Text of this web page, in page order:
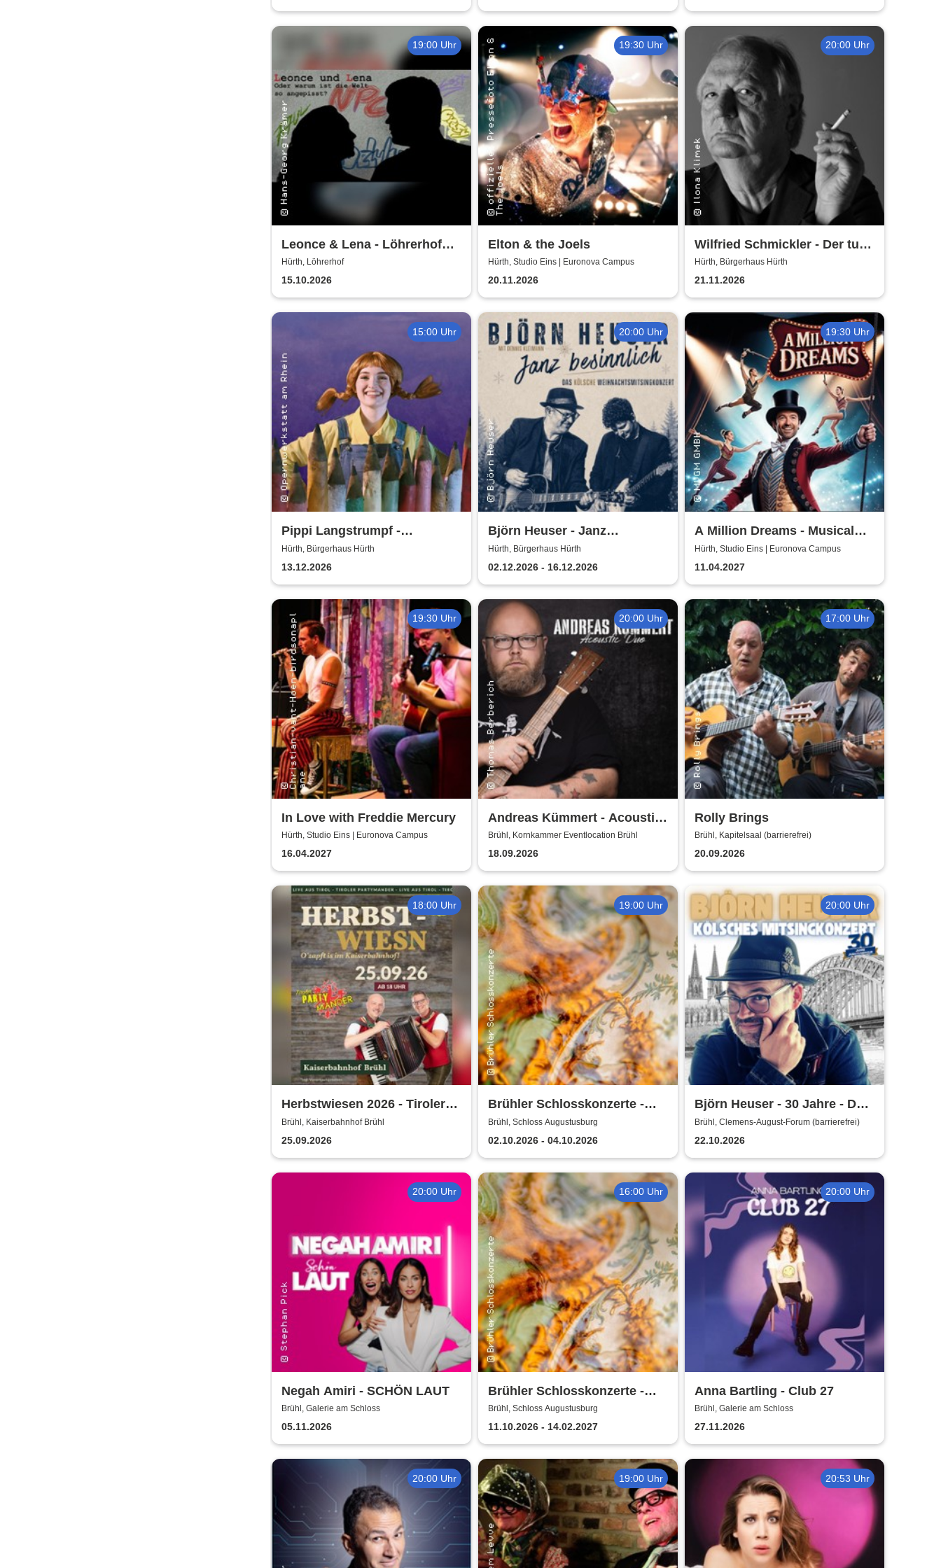
19:00 Uhr
Leonce & Lena - Löhrerhof
Hürth
Hürth, Löhrerhof
15.10.2026
19:30 Uhr
Elton & the Joels
Hürth, Studio Eins | Euronova Campus
20.11.2026
20:00 Uhr
Wilfried Schmickler - Der tut's
noch
Hürth, Bürgerhaus Hürth
21.11.2026
15:00 Uhr
Pippi Langstrumpf -
Bürgerhaus Hürth
Hürth, Bürgerhaus Hürth
13.12.2026
20:00 Uhr
Björn Heuser - Janz
besinnlich
Hürth, Bürgerhaus Hürth
02.12.2026 - 16.12.2026
19:30 Uhr
A Million Dreams - Musical
Circus Show
Hürth, Studio Eins | Euronova Campus
11.04.2027
19:30 Uhr
In Love with Freddie Mercury
Hürth, Studio Eins | Euronova Campus
16.04.2027
20:00 Uhr
Andreas Kümmert - Acoustic
Duo
Brühl, Kornkammer Eventlocation Brühl
18.09.2026
17:00 Uhr
Rolly Brings
Brühl, Kapitelsaal (barrierefrei)
20.09.2026
18:00 Uhr
Herbstwiesen 2026 - Tiroler
Partymander live |
Kaiserbahnhof Brühl
Brühl, Kaiserbahnhof Brühl
25.09.2026
19:00 Uhr
Brühler Schlosskonzerte -
Haydn-Festival 2026
Brühl, Schloss Augustusburg
02.10.2026 - 04.10.2026
20:00 Uhr
Björn Heuser - 30 Jahre - Das
Jubiläumskonzert
Brühl, Clemens-August-Forum (barrierefrei)
22.10.2026
20:00 Uhr
Negah Amiri - SCHÖN LAUT
Brühl, Galerie am Schloss
05.11.2026
16:00 Uhr
Brühler Schlosskonzerte -
Bach um vier 2026/27
Brühl, Schloss Augustusburg
11.10.2026 - 14.02.2027
20:00 Uhr
Anna Bartling - Club 27
Brühl, Galerie am Schloss
27.11.2026
20:00 Uhr 19:00 Uhr 20:53 Uhr